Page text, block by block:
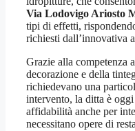
Via Lodovigo Ariosto
tipi di effetti,
richiesti dall’innovativa
Grazie alla competenza
decorazione e della
richiedevano una
intervento, la ditta è
affidabilità anche per
necessitano opere di